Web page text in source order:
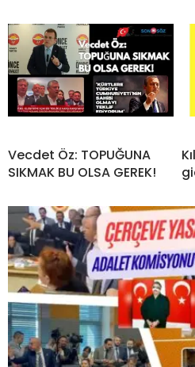
Vecdet Öz: TOPUĞUNA
SIKMAK BU OLSA GEREK!